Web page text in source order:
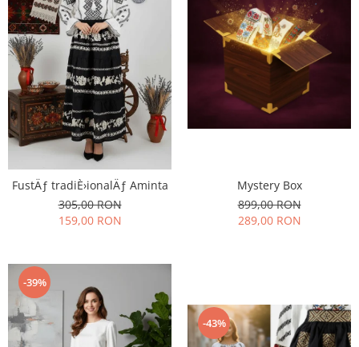
FustÄƒ tradiÈ›ionalÄƒ Aminta
305,00 RON
159,00 RON
Mystery Box
899,00 RON
289,00 RON
-39%
-43%